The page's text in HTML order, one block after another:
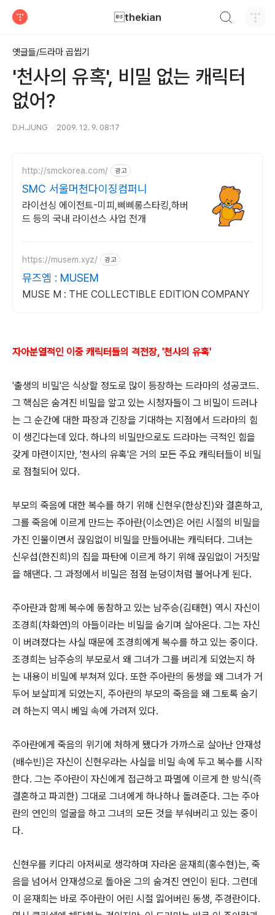
thekian
옛글들/드라마 곱씹기
'천사의 유혹', 비밀 없는 캐릭터
없어?
D.H.JUNG 2009. 12. 9. 08:17
http://smckorea.com/ 광고
SMC 서울머천다이징컴퍼니
라이선싱 에이전트-미피,삐삐롱스타킹,하버
드 등의 국내 라이선스 사업 전개
https://musem.xyz/ 광고
뮤즈엠 : MUSEM
MUSE M : THE COLLECTIBLE EDITION COMPANY
자아분열적인 이중 캐릭터들의 격전장, '천사의 유혹'
'출생의 비밀'은 식상할 정도로 많이 등장하는 드라마의 성공코드.
그 핵심은 숨겨진 비밀을 알고 있는 시청자들이 그 비밀이 드러나
는 그 순간에 대한 파장과 긴장을 기대하는 지점에서 드라마의 힘
이 생긴다는데 있다. 하나의 비밀만으로도 드라마는 극적인 힘을
갖게 마련이지만, '천사의 유혹'은 거의 모든 주요 캐릭터들이 비밀
로 점철되어 있다.
부모의 죽음에 대한 복수를 하기 위해 신현우(한상진)와 결혼하고,
그를 죽음에 이르게 만드는 주아란(이소연)은 어린 시절의 비밀을
가진 인물이면서 끊임없이 비밀을 만들어내는 캐릭터다. 그녀는
신우섭(한진희)의 집을 파탄에 이르게 하기 위해 끊임없이 거짓말
을 해댄다. 그 과정에서 비밀은 점점 눈덩이처럼 불어나게 된다.
주아란과 함께 복수에 동참하고 있는 남주승(김태현) 역시 자신이
조경희(차화연)의 아들이라는 비밀을 숨기며 살아온다. 그는 자신
이 버려졌다는 사실 때문에 조경희에게 복수를 하고 있는 중이다.
조경희는 남주승의 부모로서 왜 그녀가 그를 버리게 되었는지 하
는 내용이 비밀에 부쳐져 있다. 또한 주아란의 동생을 왜 그녀가 거
두어 보살피게 되었는지, 주아란의 부모의 죽음을 왜 그토록 숨기
려 하는지 역시 베일 속에 가려져 있다.
주아란에게 죽음의 위기에 처하게 됐다가 가까스로 살아난 안재성
(배수빈)은 자신이 신현우라는 사실을 비밀 속에 두고 복수를 시작
한다. 그는 주아란이 자신에게 접근하고 파멸에 이르게 한 방식(즉
결혼하고 파괴한) 그대로 그녀에게 하나하나 돌려준다. 그는 주아
란의 연인의 얼굴을 하고 그녀의 모든 것을 부숴버리고 있는 중이
다.
신현우를 키다리 아저씨로 생각하며 자라온 윤재희(홍수현)는, 죽
음을 넘어서 안재성으로 돌아온 그의 숨겨진 연인이 된다. 그런데
이 윤재희는 바로 주아란이 어린 시절 잃어버린 동생, 주경란이다.